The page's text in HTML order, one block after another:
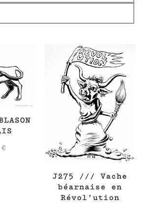
€
J275 /// Vache
béarnaise en
Révol’ution